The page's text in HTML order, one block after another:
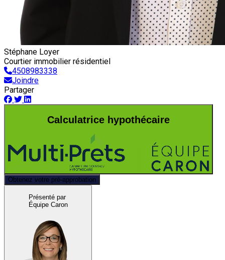
Stéphane Loyer
Courtier immobilier résidentiel
4508983338
Joindre
Partager
Calculatrice hypothécaire
Obtenez votre pré-approbation
Présenté par
Équipe Caron